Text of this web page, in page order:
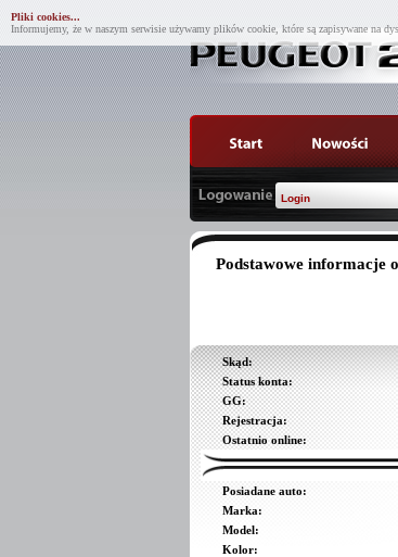
Pliki cookies...
Informujemy, że w naszym serwisie używamy plików cookie, które są zapisywane na
Podstawowe informacje
Skąd:
Status konta:
GG:
Rejestracja:
Ostatnio online:
Posiadane auto:
Marka:
Model:
Kolor: